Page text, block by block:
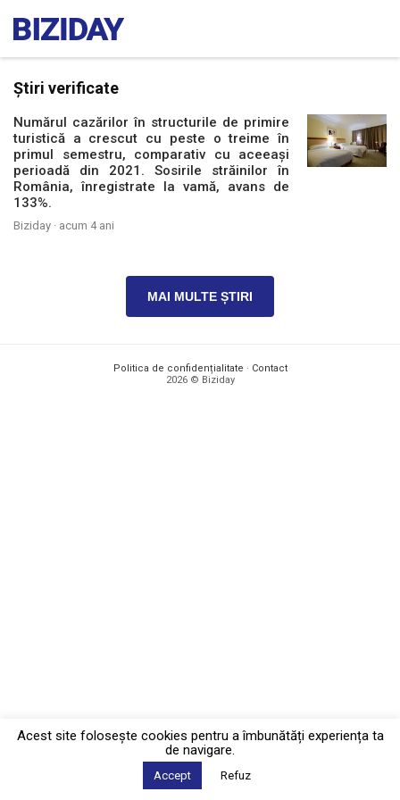
Știri verificate
Numărul cazărilor în structurile de primire
turistică a crescut cu peste o treime în
primul semestru, comparativ cu aceeași
perioadă din 2021. Sosirile străinilor în
România, înregistrate la vamă, avans de
133%.
Biziday · acum 4 ani
MAI MULTE ȘTIRI
Politica de confidențialitate · Contact
2026 © Biziday
Acest site foloseşte cookies pentru a îmbunătăți experiența ta
de navigare.
Accept Refuz